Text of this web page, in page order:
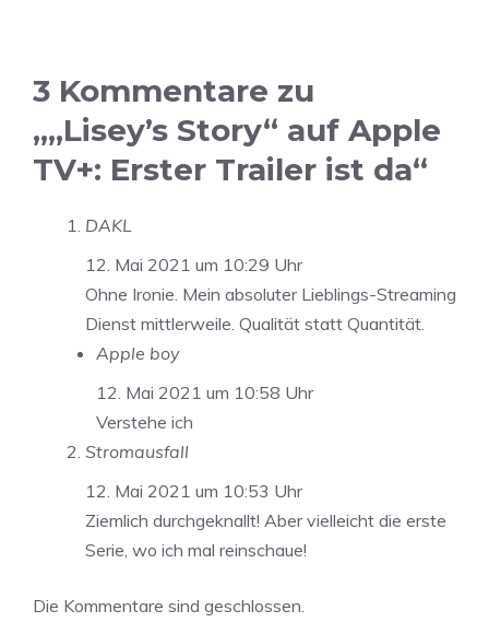
3 Kommentare zu
„„Lisey’s Story“ auf Apple
TV+: Erster Trailer ist da“
DAKL
12. Mai 2021 um 10:29 Uhr
Ohne Ironie. Mein absoluter Lieblings-Streaming
Dienst mittlerweile. Qualität statt Quantität.
Apple boy
12. Mai 2021 um 10:58 Uhr
Verstehe ich
Stromausfall
12. Mai 2021 um 10:53 Uhr
Ziemlich durchgeknallt! Aber vielleicht die erste
Serie, wo ich mal reinschaue!
Die Kommentare sind geschlossen.